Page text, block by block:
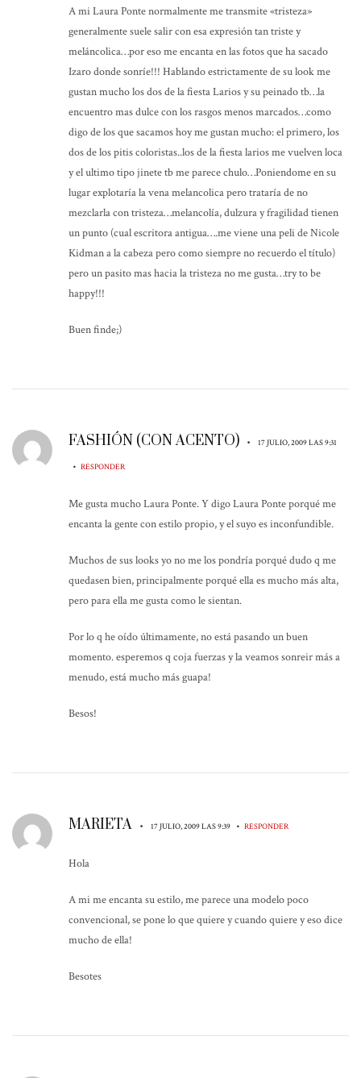
A mi Laura Ponte normalmente me transmite «tristeza»
generalmente suele salir con esa expresión tan triste y
meláncolica…por eso me encanta en las fotos que ha sacado
Izaro donde sonríe!!! Hablando estrictamente de su look me
gustan mucho los dos de la fiesta Larios y su peinado tb…la
encuentro mas dulce con los rasgos menos marcados…como
digo de los que sacamos hoy me gustan mucho: el primero, los
dos de los pitis coloristas..los de la fiesta larios me vuelven loca
y el ultimo tipo jinete tb me parece chulo…Poniendome en su
lugar explotaría la vena melancolica pero trataría de no
mezclarla con tristeza…melancolía, dulzura y fragilidad tienen
un punto (cual escritora antigua….me viene una peli de Nicole
Kidman a la cabeza pero como siempre no recuerdo el título)
pero un pasito mas hacia la tristeza no me gusta…try to be
happy!!!
Buen finde;)
FASHIÓN (CON ACENTO) • 17 JULIO, 2009 LAS 9:31
• RESPONDER
Me gusta mucho Laura Ponte. Y digo Laura Ponte porqué me
encanta la gente con estilo propio, y el suyo es inconfundible.
Muchos de sus looks yo no me los pondría porqué dudo q me
quedasen bien, principalmente porqué ella es mucho más alta,
pero para ella me gusta como le sientan.
Por lo q he oído últimamente, no está pasando un buen
momento. esperemos q coja fuerzas y la veamos sonreir más a
menudo, está mucho más guapa!
Besos!
MARIETA • 17 JULIO, 2009 LAS 9:39 • RESPONDER
Hola
A mi me encanta su estilo, me parece una modelo poco
convencional, se pone lo que quiere y cuando quiere y eso dice
mucho de ella!
Besotes